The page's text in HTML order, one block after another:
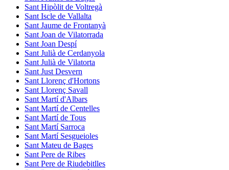
Sant Hipòlit de Voltregà
Sant Iscle de Vallalta
Sant Jaume de Frontanyà
Sant Joan de Vilatorrada
Sant Joan Despí
Sant Julià de Cerdanyola
Sant Julià de Vilatorta
Sant Just Desvern
Sant Llorenç d'Hortons
Sant Llorenç Savall
Sant Martí d'Albars
Sant Martí de Centelles
Sant Martí de Tous
Sant Martí Sarroca
Sant Martí Sesgueioles
Sant Mateu de Bages
Sant Pere de Ribes
Sant Pere de Riudebitlles